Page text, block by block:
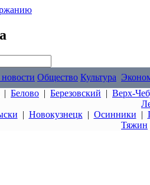
Общество Культура
| Белово | Березовский | Верх-
| Новокузнецк| Осинники |
Тяжин